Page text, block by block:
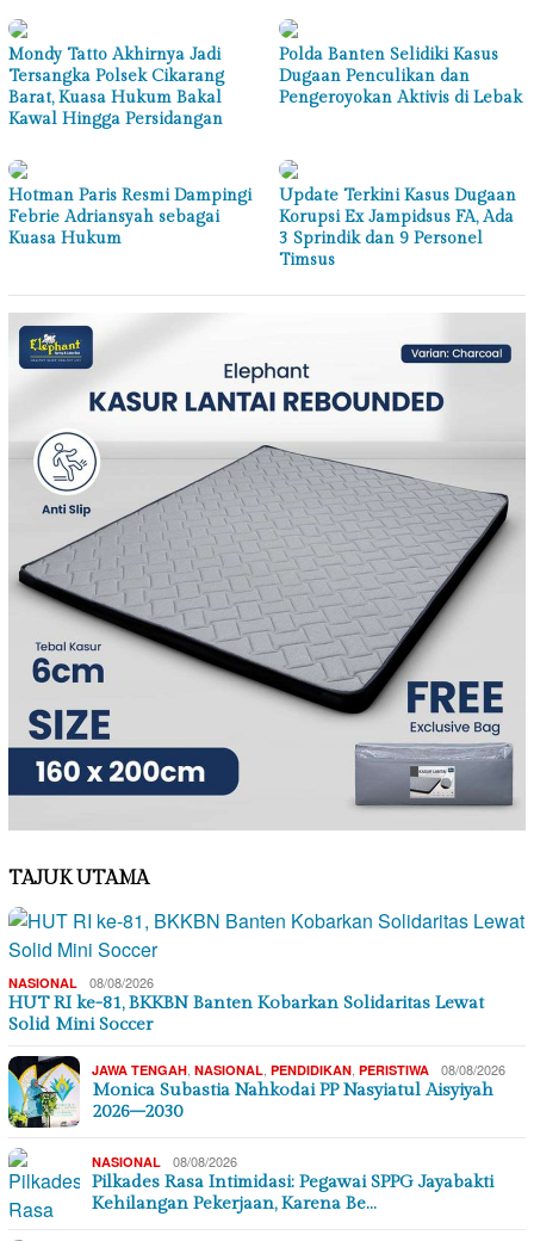
Mondy Tatto Akhirnya Jadi
Tersangka Polsek Cikarang
Barat, Kuasa Hukum Bakal
Kawal Hingga Persidangan
Polda Banten Selidiki Kasus
Dugaan Penculikan dan
Pengeroyokan Aktivis di Lebak
Hotman Paris Resmi Dampingi
Febrie Adriansyah sebagai
Kuasa Hukum
Update Terkini Kasus Dugaan
Korupsi Ex Jampidsus FA, Ada
3 Sprindik dan 9 Personel
Timsus
TAJUK UTAMA
NASIONAL 08/08/2026
HUT RI ke-81, BKKBN Banten Kobarkan Solidaritas Lewat
Solid Mini Soccer
JAWA TENGAH NASIONAL PENDIDIKAN PERISTIWA 08/08/2026
Monica Subastia Nahkodai PP Nasyiatul Aisyiyah
2026–2030
NASIONAL 08/08/2026
Pilkades Rasa Intimidasi: Pegawai SPPG Jayabakti
Kehilangan Pekerjaan, Karena Be…